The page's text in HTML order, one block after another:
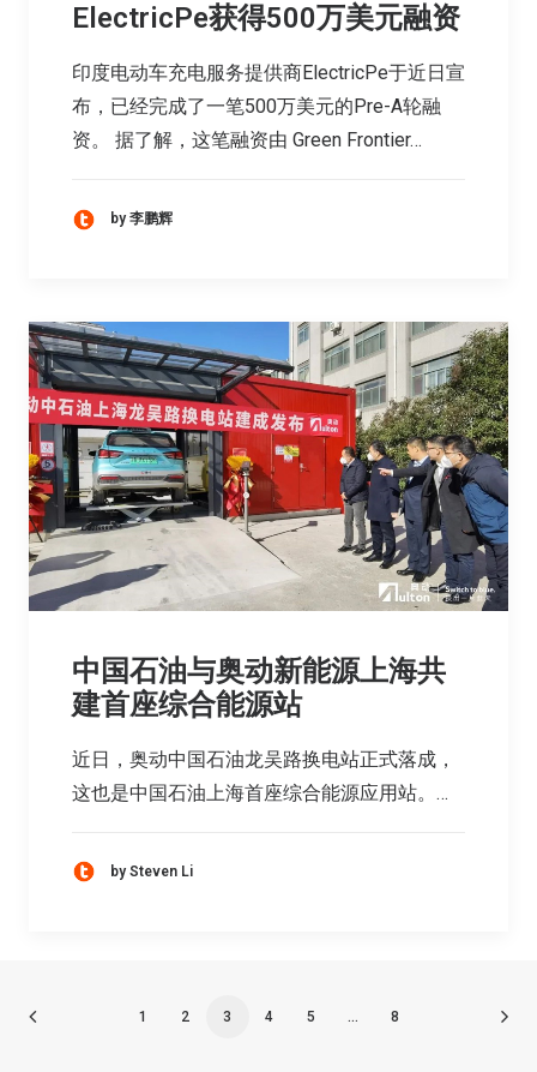
ElectricPe获得500万美元融资
印度电动车充电服务提供商ElectricPe于近日宣
布，已经完成了一笔500万美元的Pre-A轮融
资。 据了解，这笔融资由 Green Frontier…
by 李鹏辉
中国石油与奥动新能源上海共
建首座综合能源站
近日，奥动中国石油龙吴路换电站正式落成，
这也是中国石油上海首座综合能源应用站。…
by Steven Li
1 2 3 4 5 … 8